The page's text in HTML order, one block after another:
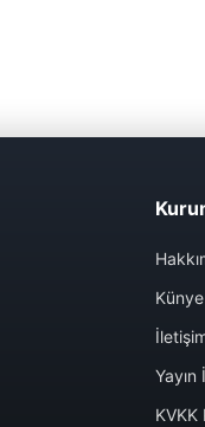
Künye
Yayın
KVKK